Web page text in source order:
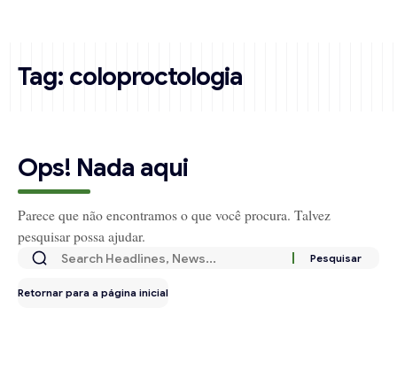
Tag: coloproctologia
Ops! Nada aqui
Parece que não encontramos o que você procura. Talvez
pesquisar possa ajudar.
Retornar para a página inicial